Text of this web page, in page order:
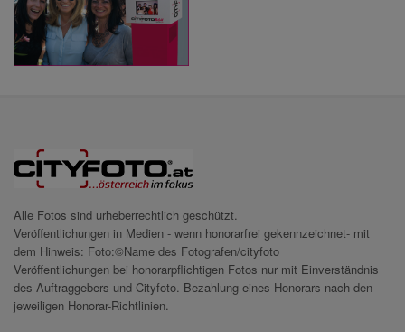
Alle Fotos sind urheberrechtlich geschützt.
Veröffentlichungen in Medien - wenn honorarfrei gekennzeichnet- mit
dem Hinweis: Foto:©Name des Fotografen/cityfoto
Veröffentlichungen bei honorarpflichtigen Fotos nur mit Einverständnis
des Auftraggebers und Cityfoto. Bezahlung eines Honorars nach den
jeweiligen Honorar-Richtlinien.